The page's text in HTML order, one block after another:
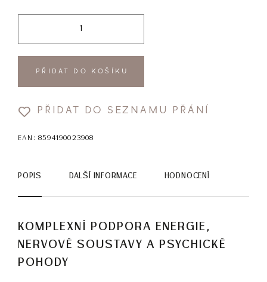
PŘIDAT DO KOŠÍKU
PŘIDAT DO SEZNAMU PŘÁNÍ
EAN: 8594190023908
POPIS DALŠÍ INFORMACE HODNOCENÍ
KOMPLEXNÍ PODPORA ENERGIE,
NERVOVÉ SOUSTAVY A PSYCHICKÉ
POHODY